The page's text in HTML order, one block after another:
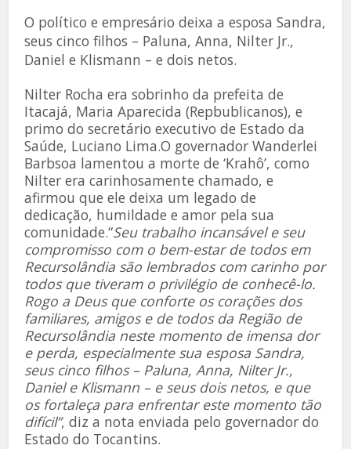
O político e empresário deixa a esposa Sandra,
seus cinco filhos – Paluna, Anna, Nilter Jr.,
Daniel e Klismann – e dois netos.
Nilter Rocha era sobrinho da prefeita de
Itacajá, Maria Aparecida (Repbublicanos), e
primo do secretário executivo de Estado da
Saúde, Luciano Lima.O governador Wanderlei
Barbsoa lamentou a morte de ‘Krahô’, como
Nilter era carinhosamente chamado, e
afirmou que ele deixa um legado de
dedicação, humildade e amor pela sua
comunidade.“Seu trabalho incansável e seu
compromisso com o bem-estar de todos em
Recursolândia são lembrados com carinho por
todos que tiveram o privilégio de conhecê-lo.
Rogo a Deus que conforte os corações dos
familiares, amigos e de todos da Região de
Recursolândia neste momento de imensa dor
e perda, especialmente sua esposa Sandra,
seus cinco filhos – Paluna, Anna, Nilter Jr.,
Daniel e Klismann – e seus dois netos, e que
os fortaleça para enfrentar este momento tão
difícil”, diz a nota enviada pelo governador do
Estado do Tocantins.